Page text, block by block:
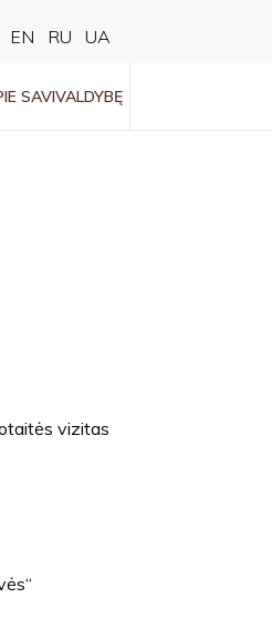
EN RU UA
SAVIVALDYBĘ
vizitas